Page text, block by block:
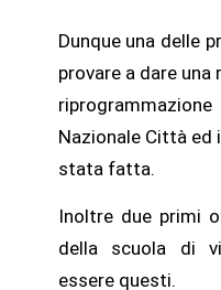
Dunque una delle
provare a dare una
Nazionale Città ed
stata fatta.
Inoltre due primi
della scuola di
essere questi.